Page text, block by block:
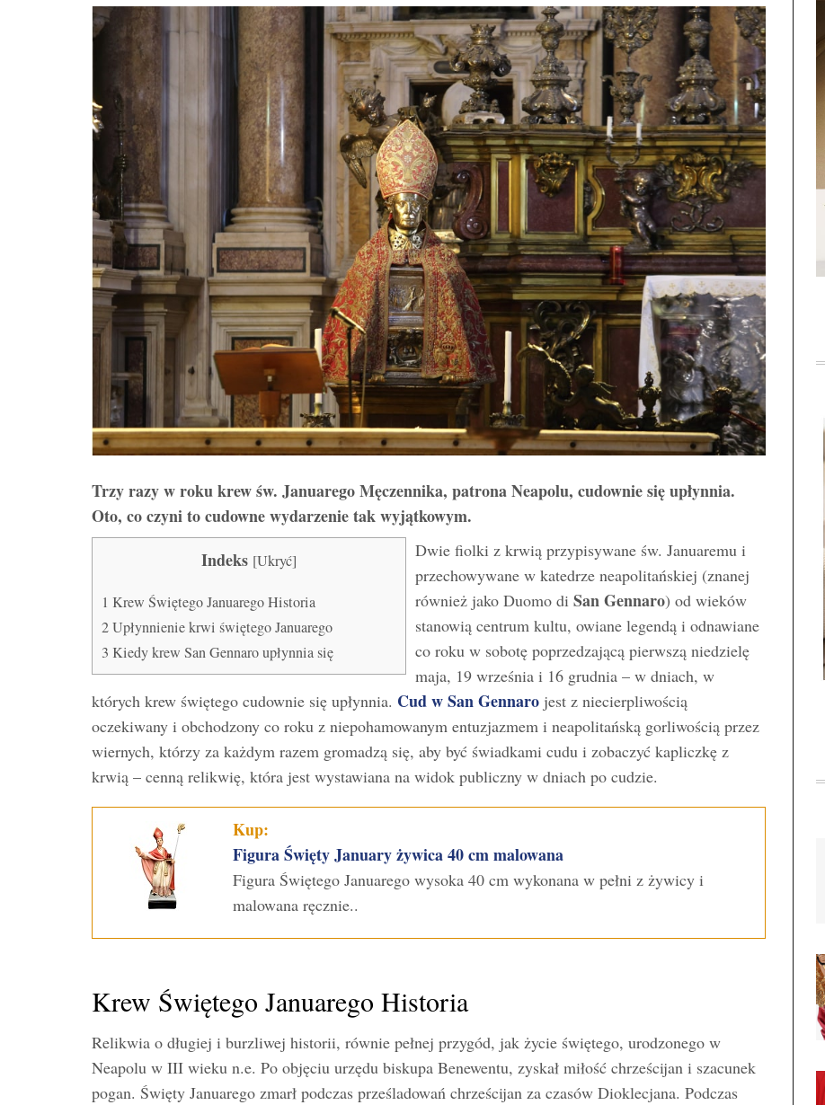
Trzy razy w roku krew św. Januarego Męczennika, patrona Neapolu, cudownie się upłynnia.
Oto, co czyni to cudowne wydarzenie tak wyjątkowym.
Indeks [Ukryć]
1 Krew Świętego Januarego Historia
2Upłynnienie krwi świętego Januarego
3 Kiedy krew San Gennaro upłynnia się
Dwie fiolki z krwią przypisywane św. Januaremu i
przechowywane w katedrze neapolitańskiej (znanej
również jako Duomo di San Gennaro) od wieków
stanowią centrum kultu, owiane legendą i odnawiane
co roku w sobotę poprzedzającą pierwszą niedzielę
maja, 19 września i 16 grudnia – w dniach, w
których krew świętego cudownie się upłynnia. Cud w San Gennaro jest z niecierpliwością
oczekiwany i obchodzony co roku z niepohamowanym entuzjazmem i neapolitańską gorliwością przez
wiernych, którzy za każdym razem gromadzą się, aby być świadkami cudu i zobaczyć kapliczkę z
krwią – cenną relikwię, która jest wystawiana na widok publiczny w dniach po cudzie.
Kup:
Figura Święty January żywica 40 cm malowana
Figura Świętego Januarego wysoka 40 cm wykonana w pełni z żywicy i
malowana ręcznie..
Krew Świętego Januarego Historia
Relikwia o długiej i burzliwej historii, równie pełnej przygód, jak życie świętego, urodzonego w
Neapolu w III wieku n.e. Po objęciu urzędu biskupa Benewentu, zyskał miłość chrześcijan i szacunek
pogan. Święty Januarego zmarł podczas prześladowań chrześcijan za czasów Dioklecjana. Podczas